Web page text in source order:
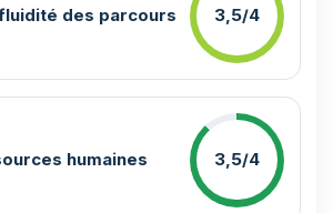
des parcours 3,5/4
humaines 3,5/4